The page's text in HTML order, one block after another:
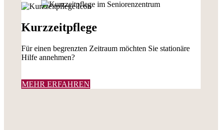
Kurzzeitpflege
Für einen begrenzten Zeitraum möchten Sie stationäre
Hilfe annehmen?
MEHR ERFAHREN